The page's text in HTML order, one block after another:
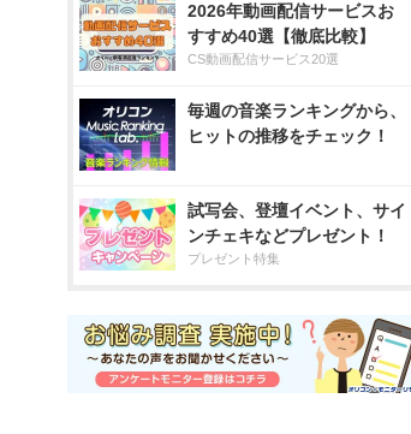
2026年動画配信サービスお
すすめ40選【徹底比較】
CS動画配信サービス20選
毎週の音楽ランキングから、
ヒットの推移をチェック！
試写会、登壇イベント、サイ
ンチェキなどプレゼント！
プレゼント特集